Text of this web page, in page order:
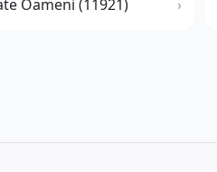
Oameni (11921)